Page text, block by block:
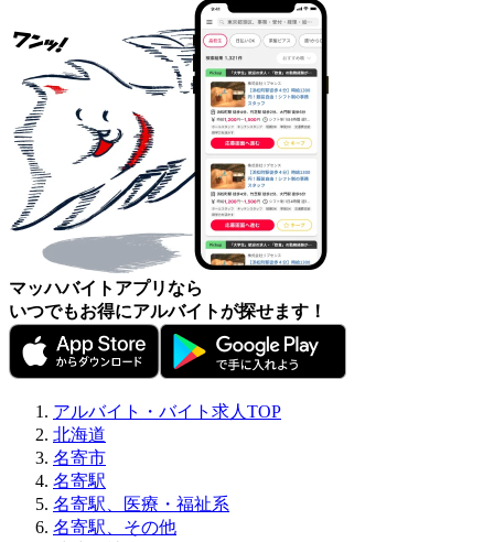
マッハバイトアプリなら
いつでもお得にアルバイトが探せます！
アルバイト・バイト求人TOP
北海道
名寄市
名寄駅
名寄駅、医療・福祉系
名寄駅、その他